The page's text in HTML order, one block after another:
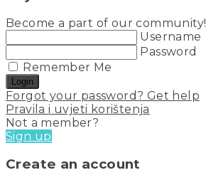
Become a part of our community!
Username
Password
Remember Me
Login
Forgot your password? Get help
Pravila i uvjeti korištenja
Not a member?
Sign up
Create an account